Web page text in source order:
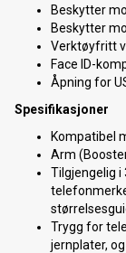
Beskytter
Beskytter
Verktøyfritt
Face ID-
Åpning for
Spesifikasjoner
Kompatibel
Arm
Tilgjengelig i
Trygg for
jernplater,